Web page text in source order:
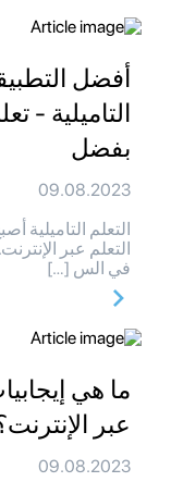
أفضل
التاميلية -
بفضل
09.08.2023
التعلم التاميلية
التعلم عبر
في الس […]
ما هي
عبر
09.08.2023